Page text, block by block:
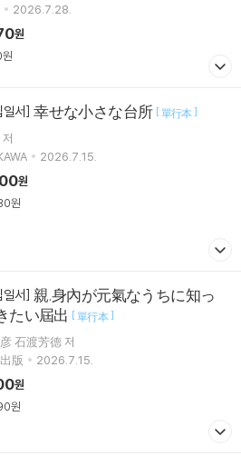
2026.7.28.
원
서] 幸せな小さな台所 [單行本]
2026.7.15.
원
원
서]
たい屆出 [單行本]
石渡芳德 저
版
2026.7.15.
원
원